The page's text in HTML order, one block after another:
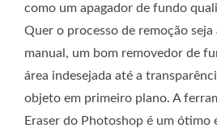
como um apagador de fundo
Quer o processo de remoção
manual, um bom removedor de
área indesejada até a
objeto em primeiro plano. A
Eraser do Photoshop é um ótimo